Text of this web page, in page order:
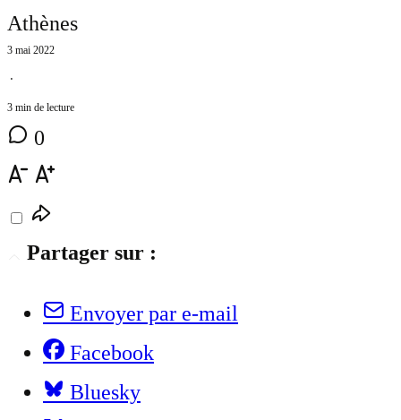
Athènes
3 mai 2022
⋅
3 min de lecture
0
Partager sur :
Envoyer par e-mail
Facebook
Bluesky